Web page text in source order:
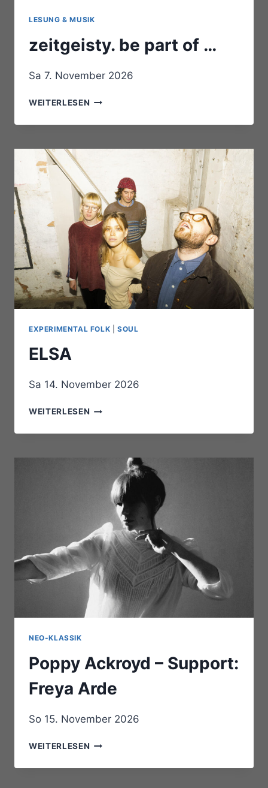
LESUNG & MUSIK
zeitgeisty. be part of …
Sa 7. November 2026
WEITERLESEN ZEITGEISTY.
PART
…
EXPERIMENTAL FOLK SOUL
ELSA
Sa 14. November 2026
WEITERLESEN ELSA
NEO-KLASSIK
Poppy Ackroyd – Support:
Freya Arde
So 15. November 2026
WEITERLESEN POPPY
–